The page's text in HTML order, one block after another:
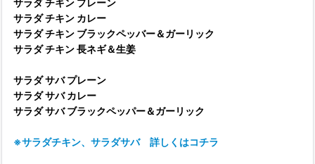
サラダ チキン プレーン
サラダ チキン カレー
サラダ チキン ブラックペッバー＆ガーリック
サラダ チキン 長ネギ＆生姜
サラダ サバ プレーン
サラダ サバ カレー
サラダ サバ ブラックペッパー＆ガーリック
※サラダチキン、サラダサバ 詳しくはコチラ